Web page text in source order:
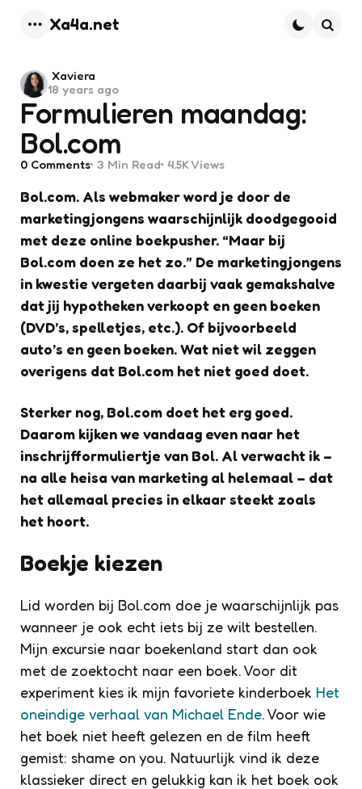
Xa4a.net
Formulieren maandag:
Bol.com
Posted
by
Xaviera
18 years ago
0 Comments 3 Min Read 4.5K Views
Bol.com. Als webmaker word je door de
marketingjongens waarschijnlijk doodgegooid
met deze online boekpusher. “Maar bij
Bol.com doen ze het zo.” De marketingjongens
in kwestie vergeten daarbij vaak gemakshalve
dat jij hypotheken verkoopt en geen boeken
(DVD’s, spelletjes, etc.). Of bijvoorbeeld
auto’s en geen boeken. Wat niet wil zeggen
overigens dat Bol.com het niet goed doet.
Sterker nog, Bol.com doet het erg goed.
Daarom kijken we vandaag even naar het
inschrijfformuliertje van Bol. Al verwacht ik –
na alle heisa van marketing al helemaal – dat
het allemaal precies in elkaar steekt zoals
het hoort.
Boekje kiezen
Lid worden bij Bol.com doe je waarschijnlijk pas
wanneer je ook echt iets bij ze wilt bestellen.
Mijn excursie naar boekenland start dan ook
met de zoektocht naar een boek. Voor dit
experiment kies ik mijn favoriete kinderboek Het
oneindige verhaal van Michael Ende. Voor wie
het boek niet heeft gelezen en de film heeft
gemist: shame on you. Natuurlijk vind ik deze
klassieker direct en gelukkig kan ik het boek ook